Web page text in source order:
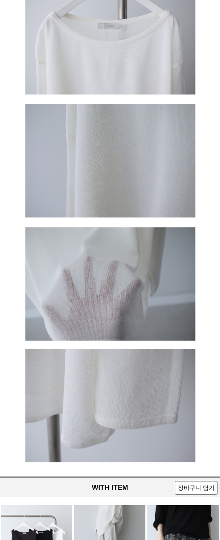
WITH ITEM 장바구니 담기